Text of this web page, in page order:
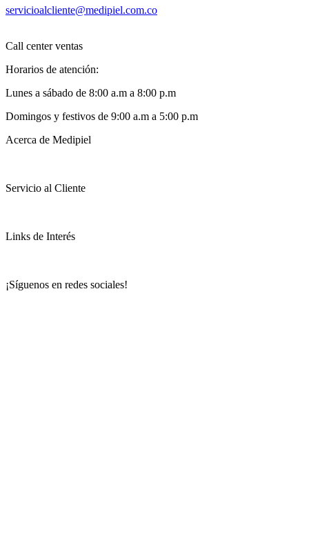
servicioalcliente@medipiel.com.co
Call center ventas
Horarios de atención:
Lunes a sábado de 8:00 a.m a 8:00 p.m
Domingos y festivos de 9:00 a.m a 5:00 p.m
Acerca de Medipiel
Servicio al Cliente
Links de Interés
¡Síguenos en redes sociales!